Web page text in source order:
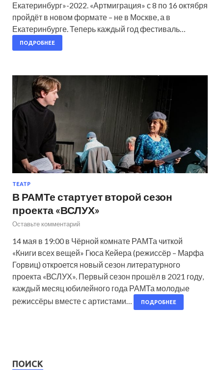
Екатеринбург»-2022. «Артмиграция» с 8 по 16 октября
пройдёт в новом формате – не в Москве, а в
Екатеринбурге. Теперь каждый год фестиваль…
ПОДРОБНЕЕ
ТЕАТР
В РАМТе стартует второй сезон
проекта «ВСЛУХ»
Оставьте комментарий
14 мая в 19:00 в Чёрной комнате РАМТа читкой
«Книги всех вещей» Гюса Кейера (режиссёр – Марфа
Горвиц) откроется новый сезон литературного
проекта «ВСЛУХ». Первый сезон прошёл в 2021 году,
каждый месяц юбилейного года РАМТа молодые
режиссёры вместе с артистами…
ПОДРОБНЕЕ
ПОИСК